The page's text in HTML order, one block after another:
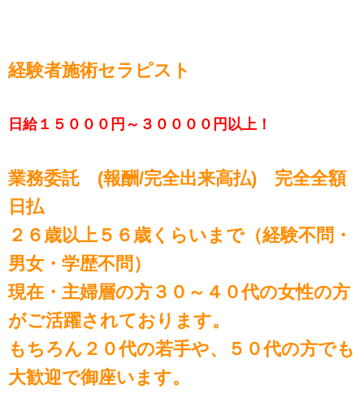
経験者施術セラピスト
日給１５０００円～３００００円以上！
業務委託 (報酬/完全出来高払) 完全全額
日払
２６歳以上５６歳くらいまで（経験不問・
男女・学歴不問）
現在・主婦層の方３０～４０代の女性の方
がご活躍されております。
もちろん２０代の若手や、５０代の方でも
大歓迎で御座います。